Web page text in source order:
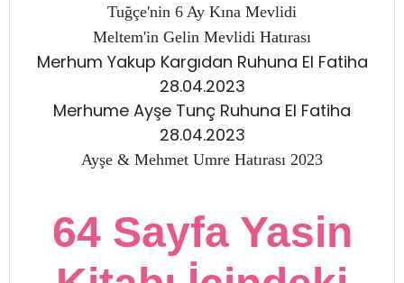
Tuğçe'nin 6 Ay Kına Mevlidi
Meltem'in Gelin Mevlidi Hatırası
Merhum Yakup Kargıdan Ruhuna El Fatiha
28.04.2023
Merhume Ayşe Tunç Ruhuna El Fatiha
28.04.2023
Ayşe & Mehmet Umre Hatırası 2023
64 Sayfa Yasin